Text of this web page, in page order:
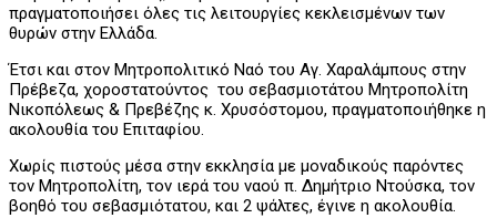
πραγματοποιήσει όλες τις λειτουργίες κεκλεισμένων των
θυρών στην Ελλάδα.
Έτσι και στον Μητροπολιτικό Ναό του Αγ. Χαραλάμπους στην
Πρέβεζα, χοροστατούντος του σεβασμιοτάτου Μητροπολίτη
Νικοπόλεως & Πρεβέζης κ. Χρυσόστομου, πραγματοποιήθηκε η
ακολουθία του Επιταφίου.
Χωρίς πιστούς μέσα στην εκκλησία με μοναδικούς παρόντες
τον Μητροπολίτη, τον ιερά του ναού π. Δημήτριο Ντούσκα, τον
βοηθό του σεβασμιότατου, και 2 ψάλτες, έγινε η ακολουθία.